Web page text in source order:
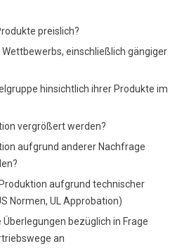
preislich?
Wettbewerbs, einschließlich gängiger
hinsichtlich ihrer Produkte im
vergrößert werden?
aufgrund anderer Nachfrage
aufgrund technischer
Normen, UL Approbation)
bezüglich in Frage
an